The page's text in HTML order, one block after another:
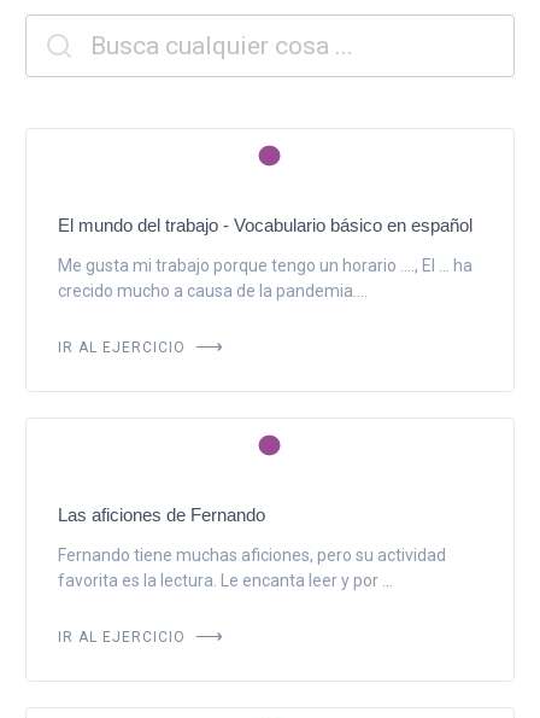
El mundo del trabajo - Vocabulario básico en español
Me gusta mi trabajo porque tengo un horario ...., El ... ha
crecido mucho a causa de la pandemia....
IR AL EJERCICIO
Las aficiones de Fernando
Fernando tiene muchas aficiones, pero su actividad
favorita es la lectura. Le encanta leer y por ...
IR AL EJERCICIO